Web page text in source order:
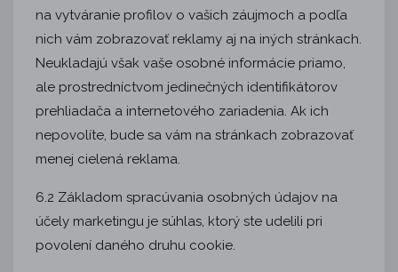
na vytváranie profilov o vašich záujmoch a podľa
nich vám zobrazovať reklamy aj na iných stránkach.
Neukladajú však vaše osobné informácie priamo,
ale prostredníctvom jedinečných identifikátorov
prehliadača a internetového zariadenia. Ak ich
nepovolíte, bude sa vám na stránkach zobrazovať
menej cielená reklama.
6.2 Základom spracúvania osobných údajov na
účely marketingu je súhlas, ktorý ste udelili pri
povolení daného druhu cookie.